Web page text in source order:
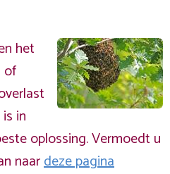
het
of
in
oplossing. Vermoedt u
naardeze pagina